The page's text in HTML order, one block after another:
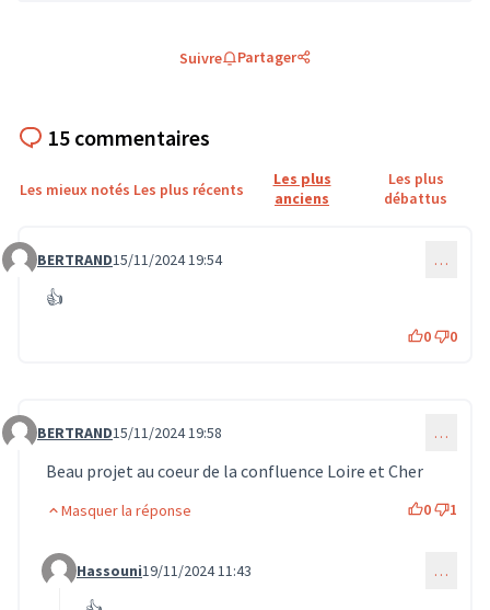
Suivre Partager
15 commentaires
Les mieux notés Les plus récents
Les plus
anciens
Les plus
débattus
Commentaire 1205
BERTRAND15/11/2024 19:54 …
👍
0 0
Commentaire 1206
BERTRAND15/11/2024 19:58 …
Beau projet au coeur de la confluence Loire et Cher
Masquer la réponse 0 1
Commentaire 1246 (réponse au commentaire 1206)
Hassouni19/11/2024 11:43 …